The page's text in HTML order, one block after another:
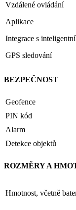
Vzdálené ovládání
Aplikace
Integrace s
GPS sledování
BEZPEČNOST
Geofence
PIN kód
Alarm
Detekce objektů
ROZMĚRY A
Hmotnost, včetně